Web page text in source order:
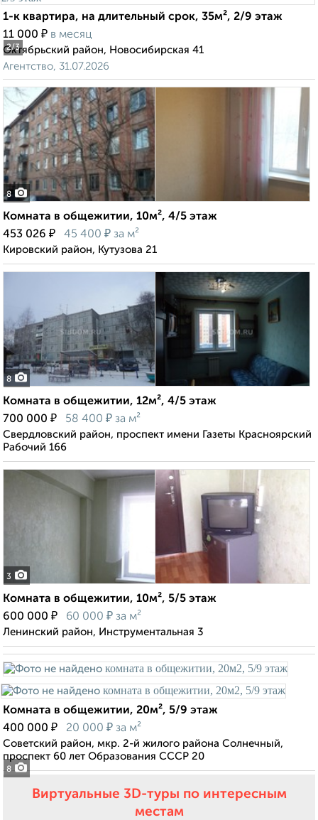
2/3
1-к квартира, на длительный срок, 35м², 2/9 этаж
11 000 ₽ в месяц
Октябрьский район, Новосибирская 41
Агентство, 31.07.2026
8
Комната в общежитии, 10м², 4/5 этаж
453 026 ₽ 45 400 ₽ за м²
Кировский район, Кутузова 21
8
Комната в общежитии, 12м², 4/5 этаж
700 000 ₽ 58 400 ₽ за м²
Свердловский район, проспект имени Газеты Красноярский
Рабочий 166
3
Комната в общежитии, 10м², 5/5 этаж
600 000 ₽ 60 000 ₽ за м²
Ленинский район, Инструментальная 3
8
Комната в общежитии, 20м², 5/9 этаж
400 000 ₽ 20 000 ₽ за м²
Советский район, мкр. 2-й жилого района Солнечный,
проспект 60 лет Образования СССР 20
Виртуальные 3D-туры по интересным
местам